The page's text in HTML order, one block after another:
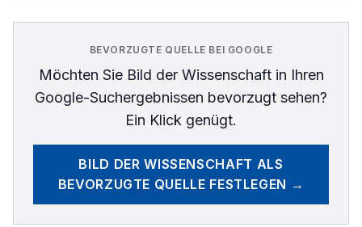
BEVORZUGTE QUELLE BEI GOOGLE
Möchten Sie Bild der Wissenschaftin Ihren
Google-Suchergebnissen bevorzugt sehen?
Ein Klick genügt.
BILD DER WISSENSCHAFT ALS
BEVORZUGTE QUELLE FESTLEGEN →